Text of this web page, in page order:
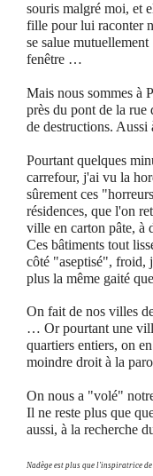
souris malgré moi, et
fille pour lui raconter
se salue
fenêtre …
Mais nous sommes à
près du pont de la rue
de destructions.
Pourtant quelques
carrefour, j'ai vu la
sûrement ces
résidences, que l'on
ville en carton pâte, à
Ces bâtiments tout
côté "aseptisé", froid,
plus la même gaité
On fait de nos villes
… Or pourtant une
quartiers entiers, on
moindre droit à la
On nous a "volé"
Il ne reste plus que
aussi, à la recherche
Nadège est plus que l'inspiratrice